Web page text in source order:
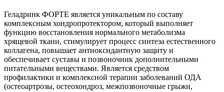
Геладринк ФОРТЕ является уникальным по составу
комплексным хондропротектором, который выполняет
функцию восстановления нормального метаболизма
хрящевой ткани, стимулирует процесс синтеза естественного
коллагена, повышает антиоксидантную защиту и
обеспечивает суставы и позвоночник дополнительными
питательными веществами. Является средством
профилактики и комплексной терапии заболеваний ОДА
(остеоартрозы, остеохондроз, межпозвоночные грыжи,